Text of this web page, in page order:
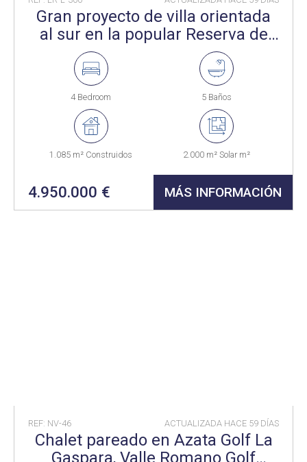
Gran proyecto de villa orientada
al sur en la popular Reserva de
4 Bedroom 5 Baños
1.085 m² Construidos 2.000 m² Solar m²
4.950.000 € MÁS INFORMACIÓN
REF: NV-46 ACTUALIZADA HACE 59 DÍAS
Chalet pareado en Azata Golf La
Gaspara, Valle Romano Golf